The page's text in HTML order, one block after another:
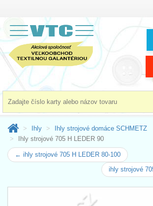
Ihly
Ihly strojové domáce SCHMETZ
Ihly strojové 705 H LEDER 90
← ihly strojové 705 H LEDER 80-100
ihly strojové